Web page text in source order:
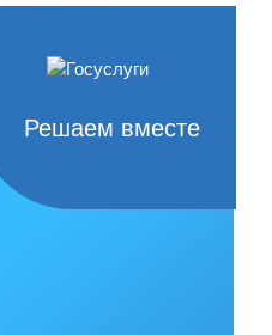
Решаем вместе